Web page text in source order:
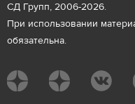
СД Групп, 2006-2026.
При использовании
обязательна.